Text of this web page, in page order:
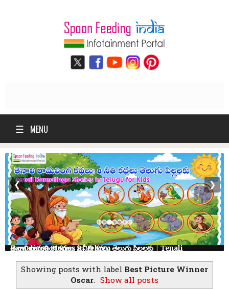
☰ MENU
తెనాలి రామలింగ కథలు: 8 నీతి కథలు తెలుగు పిల్లలకు | Tenali Ramalinga Stories in Telugu
❮ ❯
Showing posts with label Best Picture Winner
Oscar. Show all posts